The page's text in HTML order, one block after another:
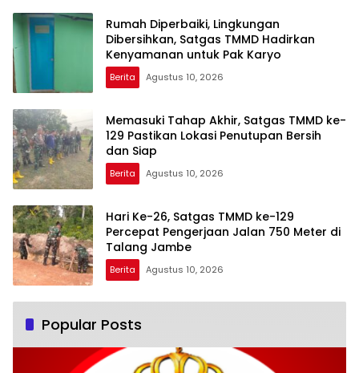
Rumah Diperbaiki, Lingkungan
Dibersihkan, Satgas TMMD Hadirkan
Kenyamanan untuk Pak Karyo
Berita Agustus 10, 2026
Memasuki Tahap Akhir, Satgas TMMD ke-
129 Pastikan Lokasi Penutupan Bersih
dan Siap
Berita Agustus 10, 2026
Hari Ke-26, Satgas TMMD ke-129
Percepat Pengerjaan Jalan 750 Meter di
Talang Jambe
Berita Agustus 10, 2026
Popular Posts